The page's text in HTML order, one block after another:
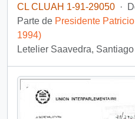
CL CLUAH 1-91-29050 ·
Parte de Presidente
1994)
Letelier Saavedra, Santiago